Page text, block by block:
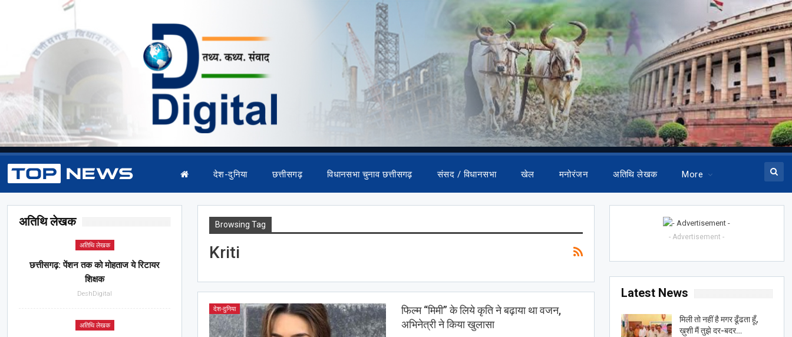
देश-दुनिया छत्तीसगढ़ विधानसभा चुनाव छत्तीसगढ़ संसद / विधानसभा खेल मनोरंजन अतिथि लेखक More
Browsing Tag
Kriti
देश-दुनिया
फिल्म “मिमी” के ‎लिये कृति ने बढ़ाया था वजन,
अ‎‎‎‎भिनेत्री ने ‎किया खुलासा
- Advertisement -
Latest News
मिली तो नहीं है मगर ढूँढता हूँ,
ख़ुशी मैं तुझे दर-बदर…
अतिथि लेखक
अतिथि लेखक
छत्तीसगढ़: पेंशन तक को मोहताज ये रिटायर
शिक्षक
DeshDigital
अतिथि लेखक